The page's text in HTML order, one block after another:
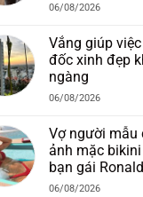
06/08/2026
Vắng giúp
đốc xinh đẹp
ngàng
06/08/2026
Vợ người mẫu
ảnh mặc
bạn gái
06/08/2026